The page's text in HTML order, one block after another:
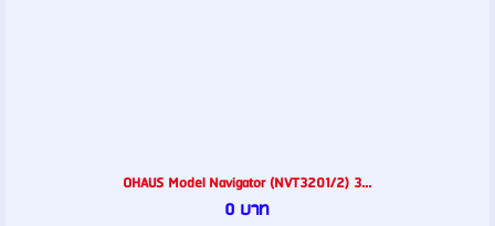
OHAUS Model Navigator (NVT3201/2) 3...
0 บาท